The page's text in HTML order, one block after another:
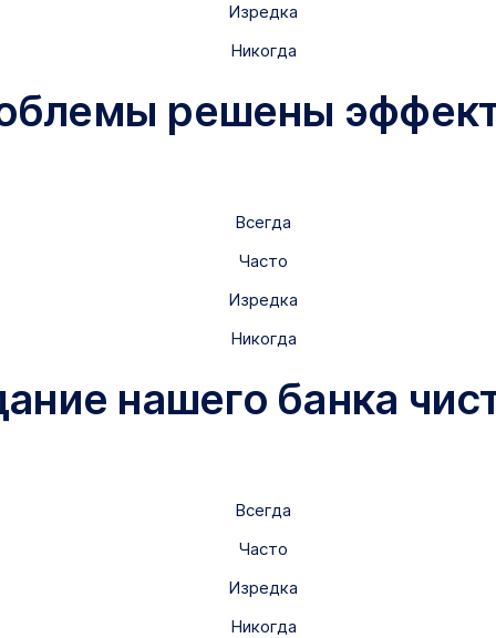
Изредка
Никогда
решены
Всегда
Часто
Изредка
Никогда
нашего банка
Всегда
Часто
Изредка
Никогда